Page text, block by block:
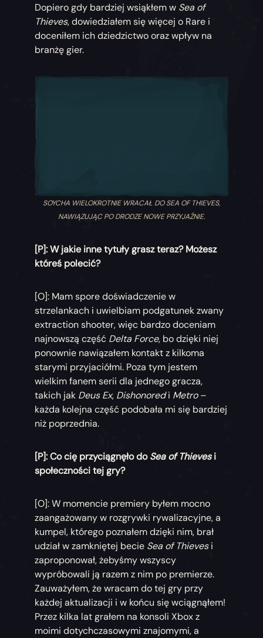
Dopiero gdy bardziej wsiąkłem w Sea of
Thieves, dowiedziałem się więcej o Rare i
doceniłem ich dziedzictwo oraz wpływ na
branżę gier.
SOYCHA WIELOKROTNIE WRACAŁ DO SEA OF THIEVES,
NAWIĄZUJĄC PO DRODZE NOWE PRZYJAŹNIE.
[P]: W jakie inne tytuły grasz teraz? Możesz
któreś polecić?
[O]: Mam spore doświadczenie w
strzelankach i uwielbiam podgatunek zwany
extraction shooter, więc bardzo doceniam
najnowszą część Delta Force, bo dzięki niej
ponownie nawiązałem kontakt z kilkoma
starymi przyjaciółmi. Poza tym jestem
wielkim fanem serii dla jednego gracza,
takich jak Deus Ex, Dishonoredi Metro–
każda kolejna część podobała mi się bardziej
niż poprzednia.
[P]: Co cię przyciągnęło doSea of Thievesi
społeczności tej gry?
[O]: W momencie premiery byłem mocno
zaangażowany w rozgrywki rywalizacyjne, a
kumpel, którego poznałem dzięki nim, brał
udział w zamkniętej becie Sea of Thievesi
zaproponował, żebyśmy wszyscy
wypróbowali ją razem z nim po premierze.
Zauważyłem, że wracam do tej gry przy
każdej aktualizacji i w końcu się wciągnąłem!
Przez kilka lat grałem na konsoli Xbox z
moimi dotychczasowymi znajomymi, a